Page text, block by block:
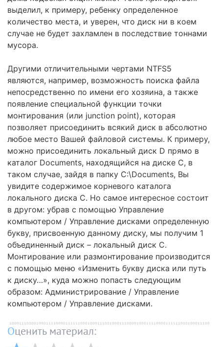
выделил, к примеру, ребенку определенное
количество места, и уверен, что диск ни в коем
случае не будет захламлен в последствие тоннами
мусора.
Другими отличительными чертами NTFS5
являются, например, возможность поиска файла
непосредственно по имени его хозяина, а также
появление специальной функции точки
монтирования (или junction point), которая
позволяет присоединить всякий диск в абсолютно
любое место Вашей файловой системы. К примеру,
можно присоединить локальный диск D прямо в
каталог Documents, находящийся на диске С, в
таком случае, зайдя в папку C:\Documents, Вы
увидите содержимое корневого каталога
локального диска С. Но самое интересное состоит
в другом: убрав с помощью Управление
компьютером / Управление дисками определенную
букву, присвоенную данному диску, мы получим 1
объединенный диск – локальный диск С.
Монтирование или размонтирование производится
с помощью меню «Изменить букву диска или путь
к диску…», куда можно попасть следующим
образом: Администрирование / Управление
компьютером / Управление дисками.
Оценить материал: